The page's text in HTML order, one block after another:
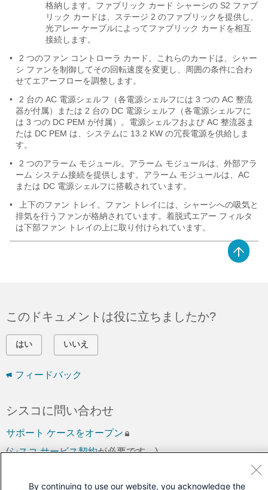
格納します。ファブリック カード シャーシの S2 ファブ
リック カードは、ステージ 2 のファブリックを提供し、
光アレー ケーブルによってファブリック カードを相互
接続します。
•
2 つのファン コントローラ カード。これらのカードは、シャー
シ ファンを制御してその回転速度を変更し、周囲の条件に合わ
せてエアーフローを調整します。
•
2 台の AC 電源シェルフ（各電源シェルフには 3 つの AC 整流
器が付属）または 2 台の DC 電源シェルフ（各電源シェルフに
は 3 つの DC PEM が付属）。電源シェルフおよび AC 整流器ま
たは DC PEM は、システムに 13.2 KW の冗長電源を供給しま
す。
•
2 つのアラーム モジュール。アラーム モジュールは、外部アラ
ーム システム接続を提供します。アラーム モジュールは、AC
または DC 電源シェルフに搭載されています。
•
上下のファン トレイ。ファン トレイには、シャーシへの吸気と
排気を行うファンが格納されています。着脱式エアー フィルタ
は下部ファン トレイの上に取り付けられています。
このドキュメントは役に立ちましたか?
はい いいえ
フィードバック
シスコに問い合わせ
サポート ケースをオープン
(シスコ サービス契約が必要です。)
By continuing to use our website, you acknowledge the